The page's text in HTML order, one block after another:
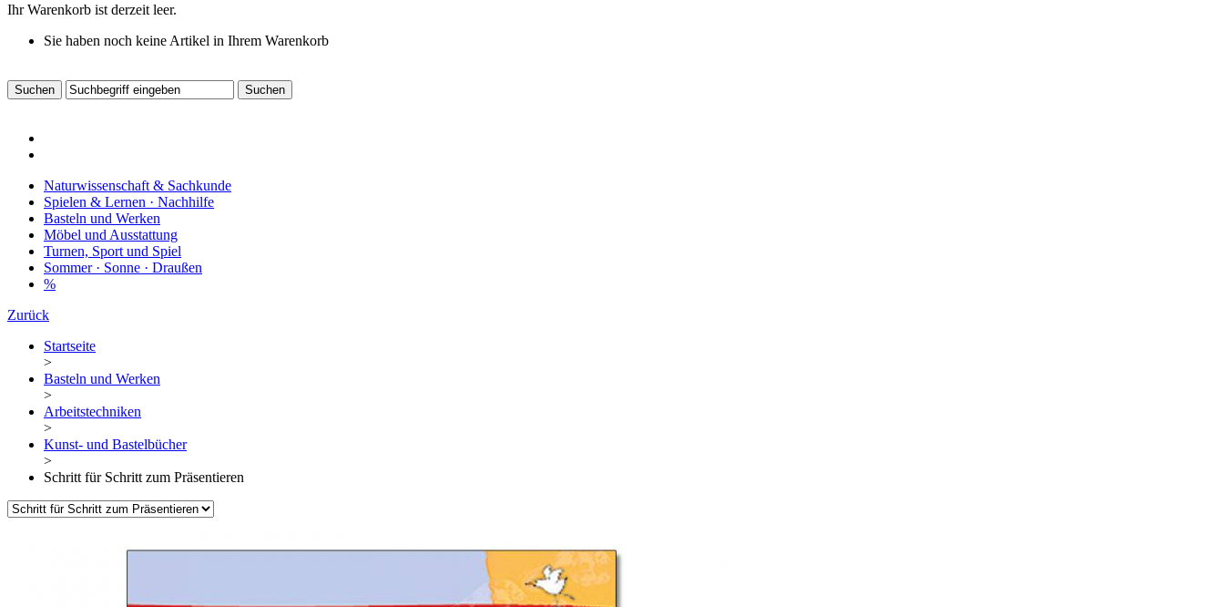
Ihr Warenkorb ist derzeit leer.
Sie haben noch keine Artikel in Ihrem Warenkorb
Naturwissenschaft & Sachkunde
Spielen & Lernen · Nachhilfe
Basteln und Werken
Möbel und Ausstattung
Turnen, Sport und Spiel
Sommer · Sonne · Draußen
%
Zurück
Startseite
>
Basteln und Werken
>
Arbeitstechniken
>
Kunst- und Bastelbücher
>
Schritt für Schritt zum Präsentieren